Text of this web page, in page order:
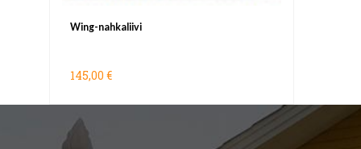
Wing-nahkaliivi
145,00 €